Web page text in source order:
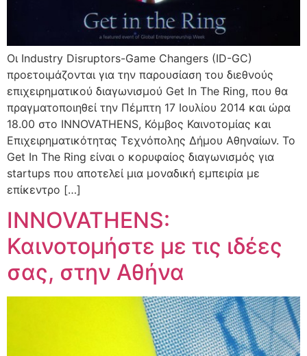
Οι Industry Disruptors-Game Changers (ID-GC)
προετοιμάζονται για την παρουσίαση του διεθνούς
επιχειρηματικού διαγωνισμού Get In The Ring, που θα
πραγματοποιηθεί την Πέμπτη 17 Ιουλίου 2014 και ώρα
18.00 στο INNOVATHENS, Κόμβος Καινοτομίας και
Επιχειρηματικότητας Τεχνόπολης Δήμου Αθηναίων. Το
Get In The Ring είναι ο κορυφαίος διαγωνισμός για
startups που αποτελεί μια μοναδική εμπειρία με
επίκεντρο […]
ΙΝΝOVATHENS:
Καινοτομήστε με τις ιδέες
σας, στην Αθήνα